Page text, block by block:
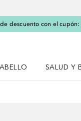
descuento con el
SALUD Y